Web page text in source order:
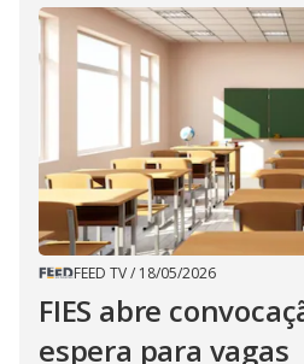
FEED TV/ 18/05/2026
FIES abre
espera para vagas